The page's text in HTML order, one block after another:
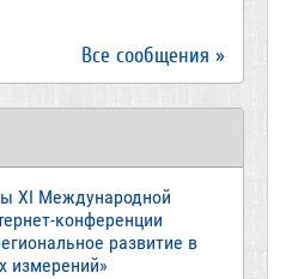
Все сообщения »
XI Международной
конференции
развитие в
измерений»